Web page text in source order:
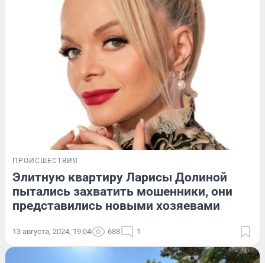
ПРОИСШЕСТВИЯ
Элитную квартиру Ларисы Долиной
пытались захватить мошенники, они
представились новыми хозяевами
13 августа, 2024, 19:04 688 1